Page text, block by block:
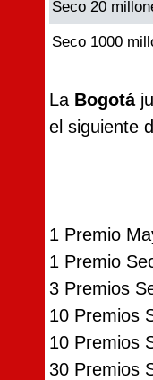
Seco 20
Seco 1000
La Bogotá
el siguiente
1 Premio
1 Premio
3 Premios
10 Premios
10 Premios
30 Premios